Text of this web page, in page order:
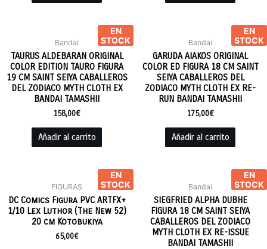
EN
STOCK
Bandai
TAURUS ALDEBARAN ORIGINAL
COLOR EDITION TAURO FIGURA
19 CM SAINT SEIYA CABALLEROS
DEL ZODIACO MYTH CLOTH EX
BANDAI TAMASHII
158,00€
Añadir al carrito
EN
STOCK
Bandai
GARUDA AIAKOS ORIGINAL
COLOR ED FIGURA 18 CM SAINT
SEIYA CABALLEROS DEL
ZODIACO MYTH CLOTH EX RE-
RUN BANDAI TAMASHII
175,00€
Añadir al carrito
EN
STOCK
FIGURAS
DC Comics Figura PVC ARTFX+
1/10 Lex Luthor (The New 52)
20 cm Kotobukiya
65,00€
EN
STOCK
Bandai
SIEGFRIED ALPHA DUBHE
FIGURA 18 CM SAINT SEIYA
CABALLEROS DEL ZODIACO
MYTH CLOTH EX RE-ISSUE
BANDAI TAMASHII